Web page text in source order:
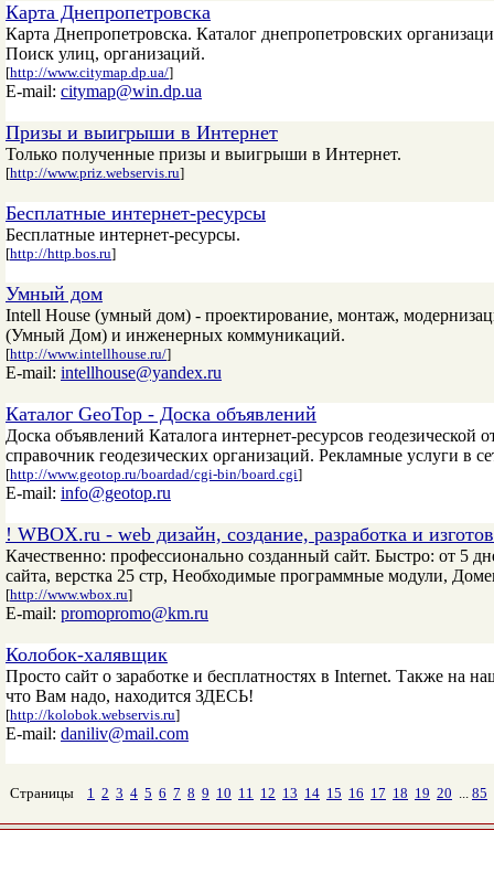
Карта Днепропетровска
Карта Днепропетровска. Каталог днепропетровских
Поиск улиц, организаций.
[http://www.citymap.dp.ua/]
E-mail: citymap@win.dp.ua
Призы и выигрыши в Интернет
Только полученные призы и выигрыши в Интернет.
[http://www.priz.webservis.ru]
Бесплатные интернет-ресурсы
Бесплатные интернет-ресурсы.
[http://http.bos.ru]
Умный дом
Intell House (умный дом) - проектирование, монтаж,
(Умный Дом) и инженерных коммуникаций.
[http://www.intellhouse.ru/]
E-mail: intellhouse@yandex.ru
Каталог GeoTop - Доска объявлений
Доска объявлений Каталога интернет-ресурсов
справочник геодезических организаций. Рекламные услуги в
[http://www.geotop.ru/boardad/cgi-bin/board.cgi]
E-mail: info@geotop.ru
! WBOX.ru - web дизайн, создание, разработка и
Качественно: профессионально созданный сайт. Быстро: от 5
сайта, верстка 25 стр, Необходимые программные модули,
[http://www.wbox.ru]
E-mail: promopromo@km.ru
Колобок-халявщик
Просто сайт о заработке и бесплатностях в Internet. Также на
что Вам надо, находится ЗДЕСЬ!
[http://kolobok.webservis.ru]
E-mail: daniliv@mail.com
Страницы 1 2 3 4 5 6 7 8 9 10 11 12 13 14 15 16 17 18 19 20 ... 85